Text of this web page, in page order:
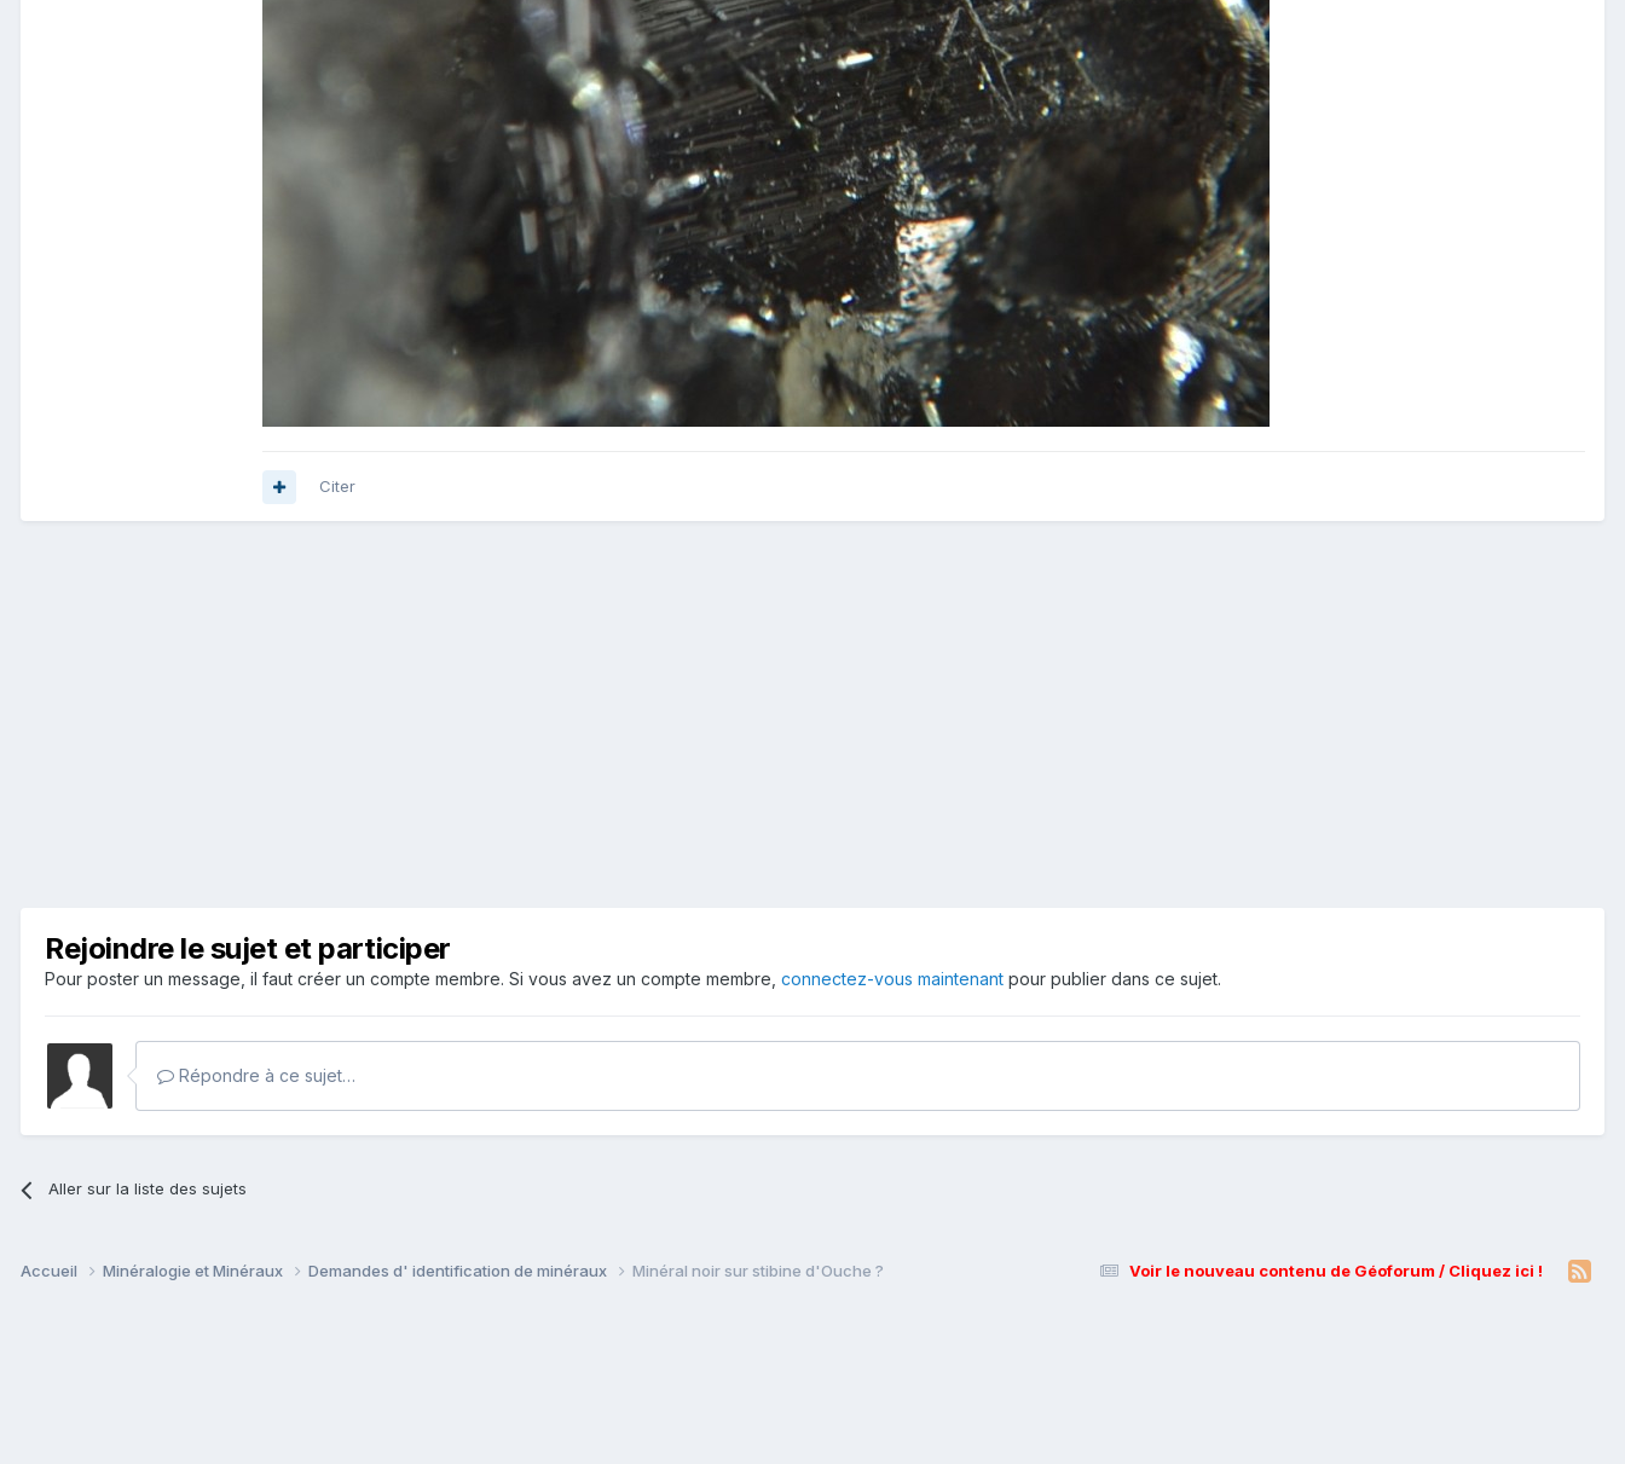
Citer
Rejoindre le sujet et participer
Pour poster un message, il faut créer un compte membre. Si vous avez un compte membre, connectez-vous maintenant pour publier dans ce sujet.
Répondre à ce sujet…
Aller sur la liste des sujets
Voir le nouveau contenu de Géoforum / Cliquez ici !
Accueil Minéralogie et Minéraux Demandes d' identification de minéraux Minéral noir sur stibine d'Ouche ?